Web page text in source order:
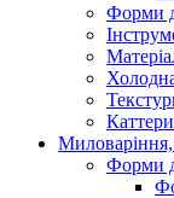
Форми
Форми